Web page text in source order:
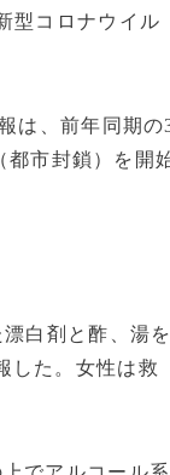
型コロナウイル
は、前年同期の
都市封鎖）を開
白剤と酢、湯
した。女性は救